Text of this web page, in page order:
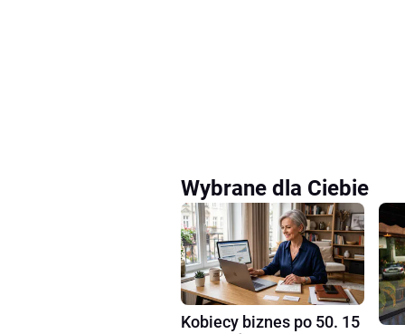
Wybrane dla Ciebie
Kobiecy biznes po 50. 15